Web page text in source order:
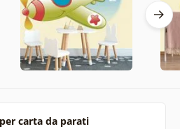
carta da parati